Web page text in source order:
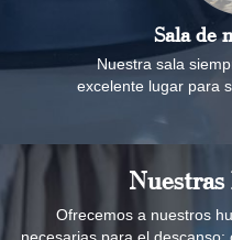
Sala de
Nuestra sala
excelente lugar para
Nuestras
Ofrecemos a nuestros